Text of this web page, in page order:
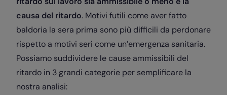
causa del ritardo. Motivi futili come aver fatto
baldoria la sera prima sono più difficili da perdonare
rispetto a motivi seri come un’emergenza sanitaria.
Possiamo suddividere le cause ammissibili del
ritardo in 3 grandi categorie per semplificare la
nostra analisi: